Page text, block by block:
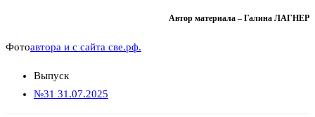
Автор материала – Галина ЛАГНЕР
Фотоавтора и с сайта све.рф.
Выпуск
№31 31.07.2025